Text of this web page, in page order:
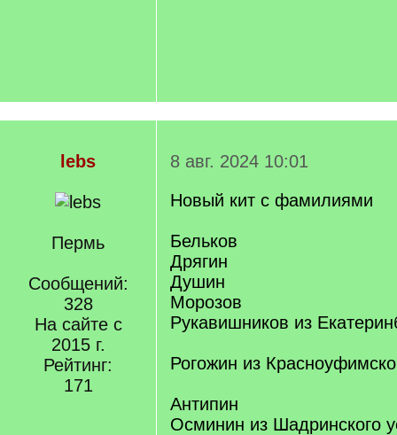
lebs
Пермь
Сообщений:
328
На сайте с
2015 г.
Рейтинг:
171
8 авг. 2024 10:01
Новый кит с фамилиями
Бельков
Дрягин
Душин
Морозов
Рукавишников из
Рогожин из
Антипин
Осминин из Шадринского